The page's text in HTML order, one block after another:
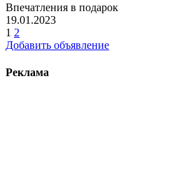
Впечатления в подарок
19.01.2023
1 2
Добавить объявление
Реклама